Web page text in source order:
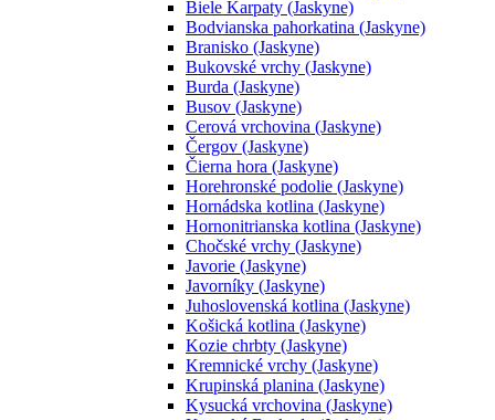
Biele Karpaty (Jaskyne)
Bodvianska pahorkatina (Jaskyne)
Branisko (Jaskyne)
Bukovské vrchy (Jaskyne)
Burda (Jaskyne)
Busov (Jaskyne)
Cerová vrchovina (Jaskyne)
Čergov (Jaskyne)
Čierna hora (Jaskyne)
Horehronské podolie (Jaskyne)
Hornádska kotlina (Jaskyne)
Hornonitrianska kotlina (Jaskyne)
Chočské vrchy (Jaskyne)
Javorie (Jaskyne)
Javorníky (Jaskyne)
Juhoslovenská kotlina (Jaskyne)
Košická kotlina (Jaskyne)
Kozie chrbty (Jaskyne)
Kremnické vrchy (Jaskyne)
Krupinská planina (Jaskyne)
Kysucká vrchovina (Jaskyne)